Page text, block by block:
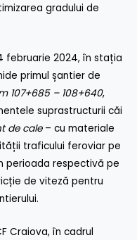
gradului de
februarie 2024, în stația
primul șantier de
107+685 – 108+640,
suprastructurii căi
de cale – cu materiale
traficului feroviar pe
perioada respectivă pe
de viteză pentru
Craiova, în cadrul